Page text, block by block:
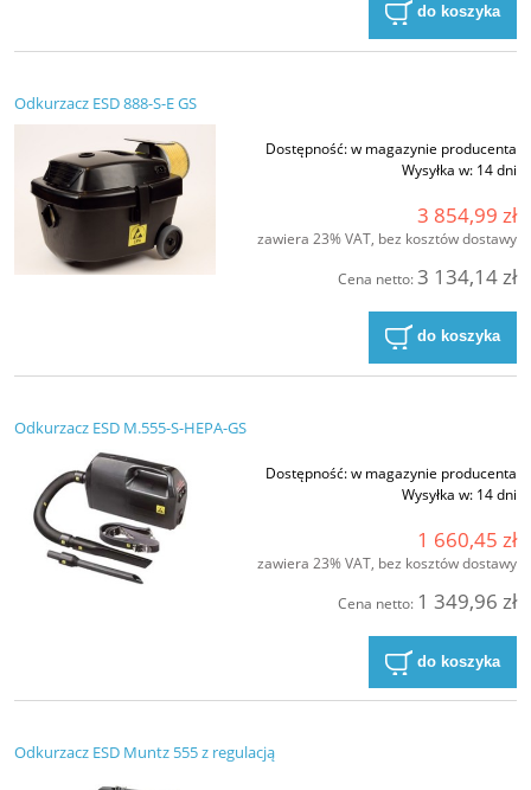
do koszyka
Odkurzacz ESD 888-S-E GS
Dostępność:w magazynie producenta
Wysyłka w: 14 dni
3 854,99 zł
zawiera 23% VAT, bez kosztów dostawy
Cena netto:3 134,14 zł
do koszyka
Odkurzacz ESD M.555-S-HEPA-GS
Dostępność:w magazynie producenta
Wysyłka w: 14 dni
1 660,45 zł
zawiera 23% VAT, bez kosztów dostawy
Cena netto: 1 349,96 zł
do koszyka
Odkurzacz ESD Muntz 555 z regulacją